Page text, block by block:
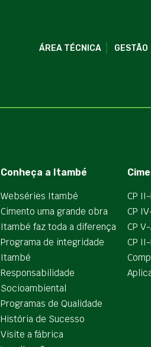
ÁREA TÉCNICA GESTÃO
Conheça a Itambé
Webséries Itambé
Cimento uma grande obra
Itambé faz toda a diferença
Programa de integridade
Itambé
Responsabilidade
Socioambiental
Programas de Qualidade
História de Sucesso
Visite a fábrica
CP
CP
CP
CP